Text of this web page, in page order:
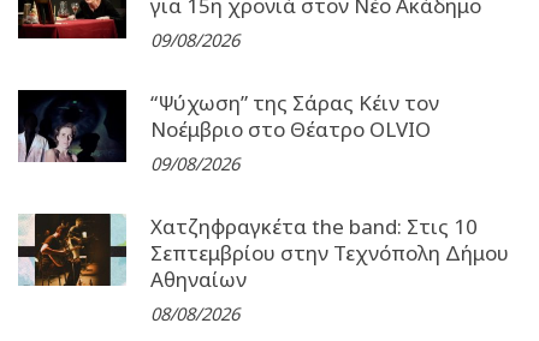
για 15η χρονιά στον Νέο Ακάδημο
09/08/2026
“Ψύχωση” της Σάρας Κέιν τον
Νοέμβριο στο Θέατρο OLVIO
09/08/2026
Χατζηφραγκέτα the band: Στις 10
Σεπτεμβρίου στην Τεχνόπολη Δήμου
Αθηναίων
08/08/2026